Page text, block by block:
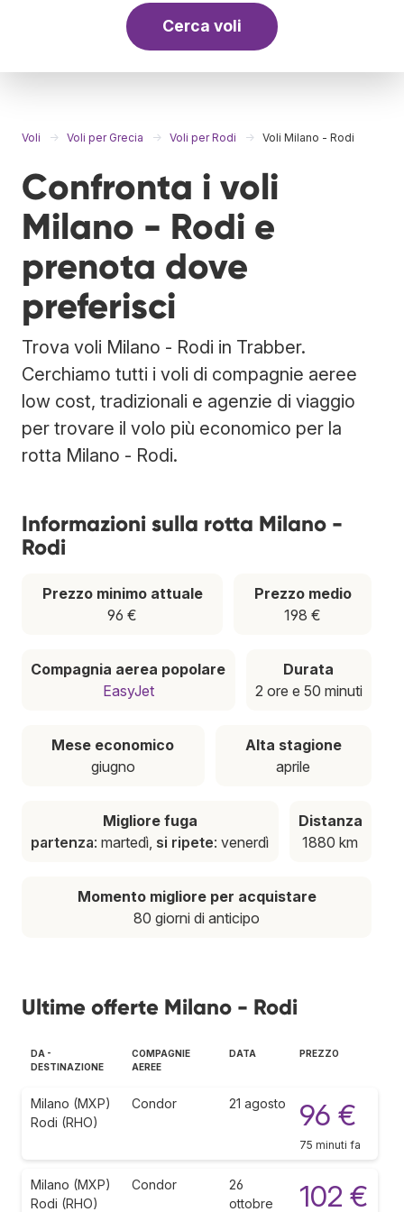
Cerca voli
Voli Voli per Grecia Voli per Rodi Voli Milano - Rodi
Confronta i voli
Milano - Rodi e
prenota dove
preferisci
Trova voli Milano - Rodi in Trabber.
Cerchiamo tutti i voli di compagnie aeree
low cost, tradizionali e agenzie di viaggio
per trovare il volo più economico per la
rotta Milano - Rodi.
Informazioni sulla rotta Milano -
Rodi
Prezzo minimo attuale
96 €
Prezzo medio
198 €
Compagnia aerea popolare
EasyJet
Durata
2 ore e 50 minuti
Mese economico
giugno
Alta stagione
aprile
Migliore fuga
partenza: martedì, si ripete: venerdì
Distanza
1880 km
Momento migliore per acquistare
80 giorni di anticipo
Ultime offerte Milano - Rodi
DA -
DESTINAZIONE
COMPAGNIE
AEREE
DATA PREZZO
Milano (MXP)
Rodi (RHO)
Condor 21 agosto 96 €
75 minuti fa
Milano (MXP)
Rodi (RHO)
Condor
26
ottobre
102 €